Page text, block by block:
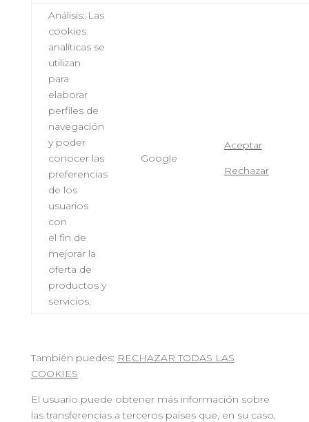
Análisis: Las
cookies
analíticas se
utilizan
para
elaborar
perfiles de
navegación
y poder
conocer las
preferencias
de los
usuarios
con
el fin de
mejorar la
oferta de
productos y
servicios.
Google
Aceptar
Rechazar
También puedes: RECHAZAR TODAS LAS
COOKIES
El usuario puede obtener más información sobre
las transferencias a terceros países que, en su caso,